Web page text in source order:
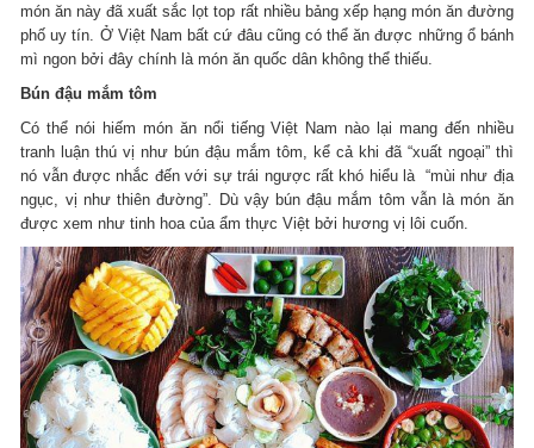
món ăn này đã xuất sắc lọt top rất nhiều bảng xếp hạng món ăn đường
phố uy tín. Ở Việt Nam bất cứ đâu cũng có thể ăn được những ổ bánh
mì ngon bởi đây chính là món ăn quốc dân không thể thiếu.
Bún đậu mắm tôm
Có thể nói hiếm món ăn nổi tiếng Việt Nam nào lại mang đến nhiều
tranh luận thú vị như bún đậu mắm tôm, kể cả khi đã “xuất ngoại” thì
nó vẫn được nhắc đến với sự trái ngược rất khó hiểu là “mùi như địa
ngục, vị như thiên đường”. Dù vậy bún đậu mắm tôm vẫn là món ăn
được xem như tinh hoa của ẩm thực Việt bởi hương vị lôi cuốn.